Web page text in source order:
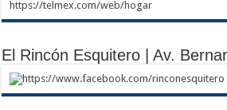
https://telmex.com/web/hogar
El Rincón Esquitero | Av.
https://www.facebook.com/rinconesquitero